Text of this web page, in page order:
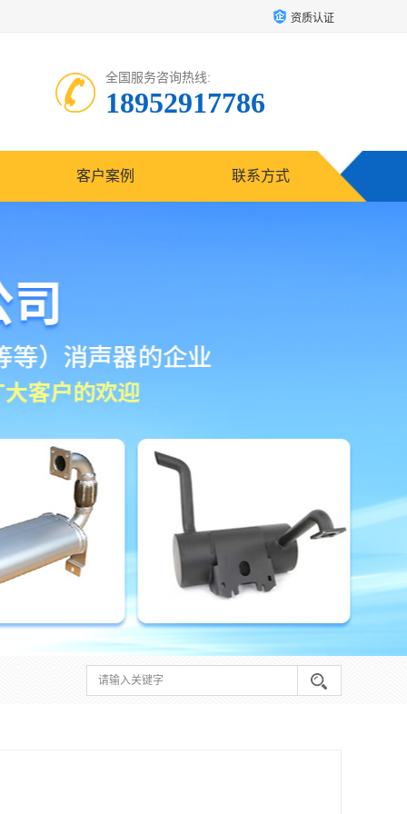
资质认证
全国服务咨询热线:
18952917786
客户案例 联系方式